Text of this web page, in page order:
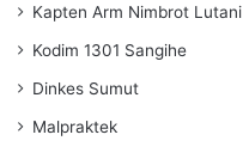
Kapten Arm Nimbrot Lutani
Kodim 1301 Sangihe
Dinkes Sumut
Malpraktek